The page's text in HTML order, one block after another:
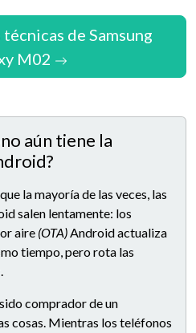
de Samsung
M02
aún tiene la
la mayoría de las veces, las
salen lentamente: los
aire (OTA)Android actualiza
tiempo, pero rota las
comprador de un
cosas. Mientras los teléfonos